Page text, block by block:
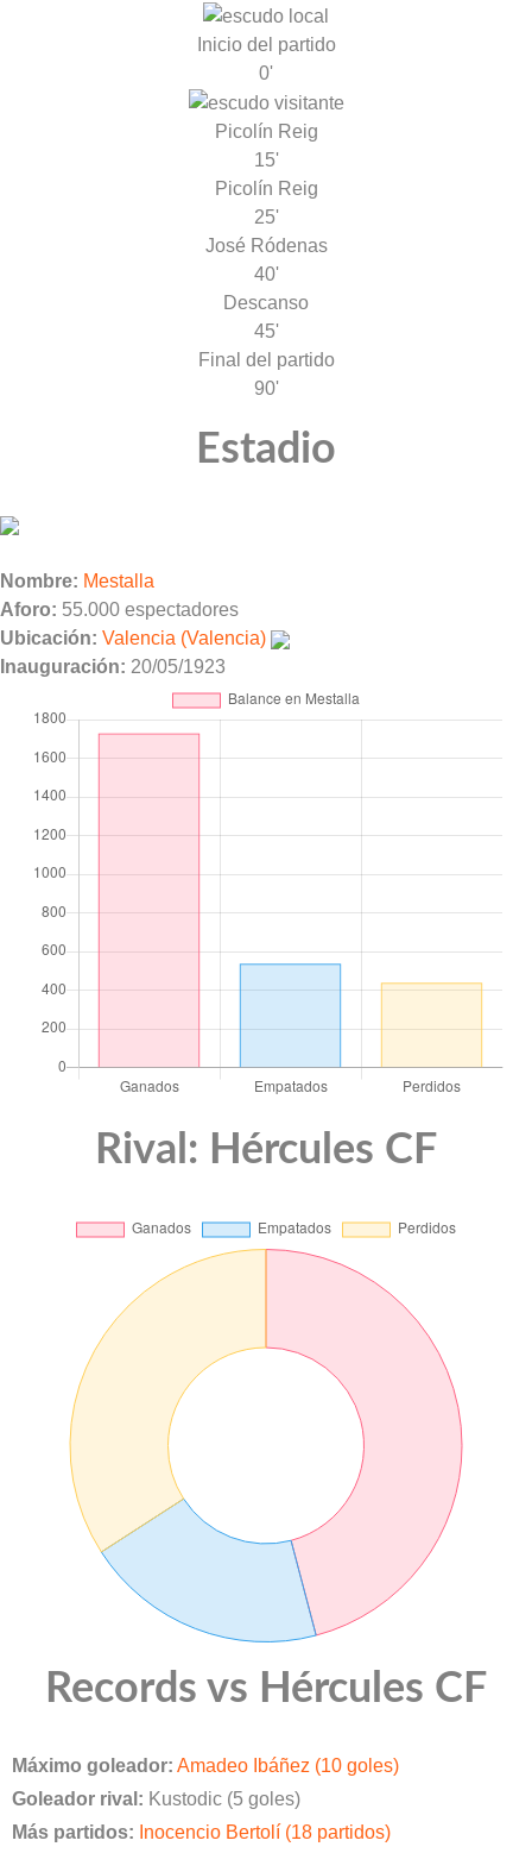
Inicio del partido
0'
Picolín Reig
15'
Picolín Reig
25'
José Ródenas
40'
Descanso
45'
Final del partido
90'
Estadio
Nombre: Mestalla
Aforo: 55.000 espectadores
Ubicación: Valencia (Valencia)
Inauguración: 20/05/1923
Rival: Hércules CF
Records vs Hércules CF
Máximo goleador: Amadeo Ibáñez (10 goles)
Goleador rival: Kustodic (5 goles)
Más partidos: Inocencio Bertolí (18 partidos)